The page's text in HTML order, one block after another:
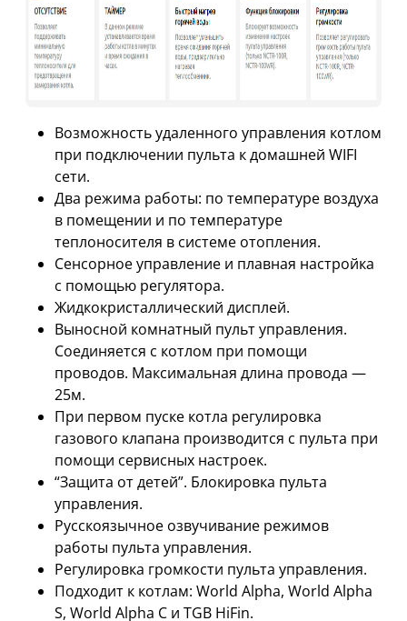
Возможность удаленного управления котлом
при подключении пульта к домашней WIFI
сети.
Два режима работы: по температуре воздуха
в помещении и по температуре
теплоносителя в системе отопления.
Сенсорное управление и плавная настройка
с помощью регулятора.
Жидкокристаллический дисплей.
Выносной комнатный пульт управления.
Соединяется с котлом при помощи
проводов. Максимальная длина провода —
25м.
При первом пуске котла регулировка
газового клапана производится с пульта при
помощи сервисных настроек.
“Защита от детей”. Блокировка пульта
управления.
Русскоязычное озвучивание режимов
работы пульта управления.
Регулировка громкости пульта управления.
Подходит к котлам: World Alpha, World Alpha
S, World Alpha С и TGB HiFin.